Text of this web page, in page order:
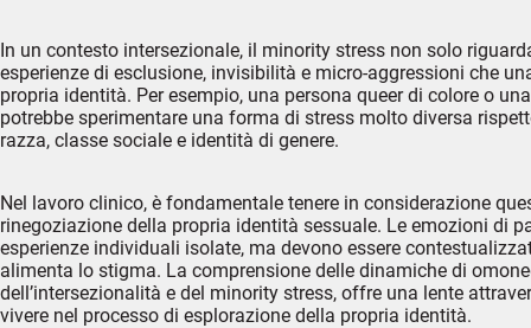
In un contesto intersezionale, il minority stress non solo
esperienze di esclusione, invisibilità e micro-aggressioni che
propria identità. Per esempio, una persona queer di colore o
potrebbe sperimentare una forma di stress molto diversa
razza, classe sociale e identità di genere.
Nel lavoro clinico, è fondamentale tenere in considerazione
rinegoziazione della propria identità sessuale. Le emozioni di
esperienze individuali isolate, ma devono essere
alimenta lo stigma. La comprensione delle dinamiche di
dell’intersezionalità e del minority stress, offre una lente
vivere nel processo di esplorazione della propria identità.